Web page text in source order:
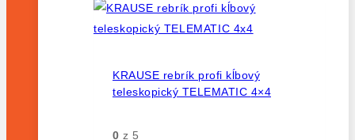
na
predaj
KRAUSE rebrík profi kĺbový
teleskopický TELEMATIC 4×4
0 z 5